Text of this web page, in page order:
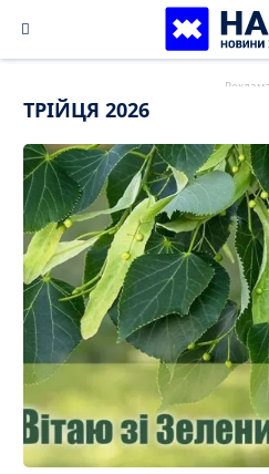
content
ТРІЙЦЯ 2026